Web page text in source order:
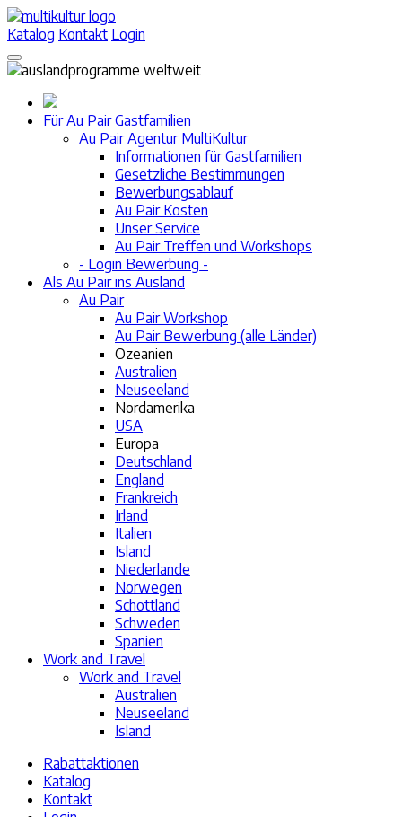
Katalog Kontakt Login
Für Au Pair Gastfamilien
Au Pair Agentur MultiKultur
Informationen für Gastfamilien
Gesetzliche Bestimmungen
Bewerbungsablauf
Au Pair Kosten
Unser Service
Au Pair Treffen und Workshops
- Login Bewerbung -
Als Au Pair ins Ausland
Au Pair
Au Pair Workshop
Au Pair Bewerbung (alle Länder)
Ozeanien
Australien
Neuseeland
Nordamerika
USA
Europa
Deutschland
England
Frankreich
Irland
Italien
Island
Niederlande
Norwegen
Schottland
Schweden
Spanien
Work and Travel
Work and Travel
Australien
Neuseeland
Island
Rabattaktionen
Katalog
Kontakt